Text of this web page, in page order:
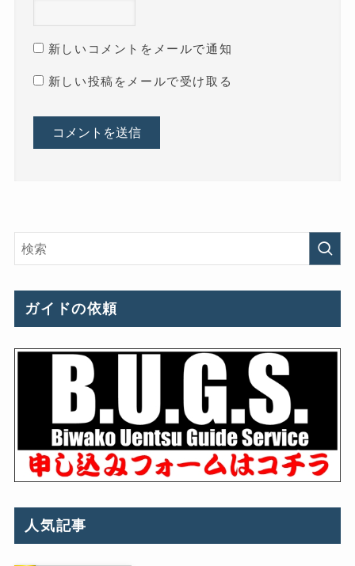
新しいコメントをメールで通知
新しい投稿をメールで受け取る
ガイドの依頼
人気記事